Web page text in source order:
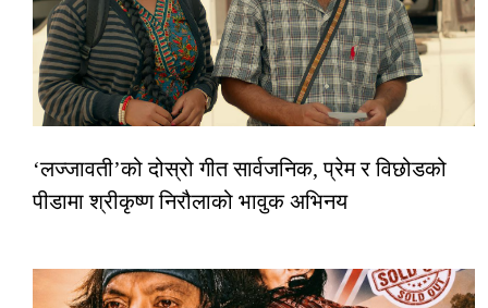
‘लज्जावती’को दोस्रो गीत सार्वजनिक, प्रेम र विछोडको
पीडामा श्रीकृष्ण निरौलाको भावुक अभिनय